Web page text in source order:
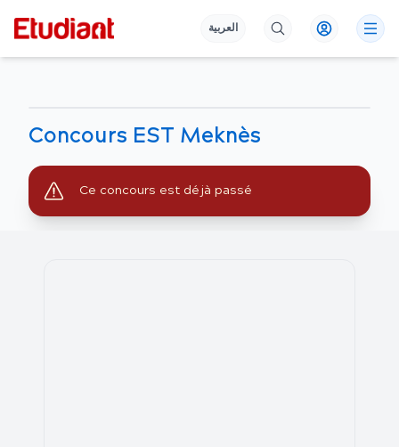
العربية
Concours EST Meknès
Ce concours est déjà passé